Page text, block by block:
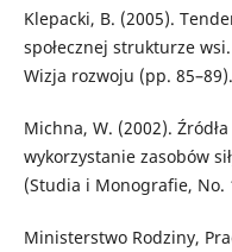
Klepacki, B. (2005).
społecznej strukturze
Wizja rozwoju (pp.
Michna, W. (2002).
wykorzystanie zasobów
(Studia i Monografie, No.
Ministerstwo Rodziny,